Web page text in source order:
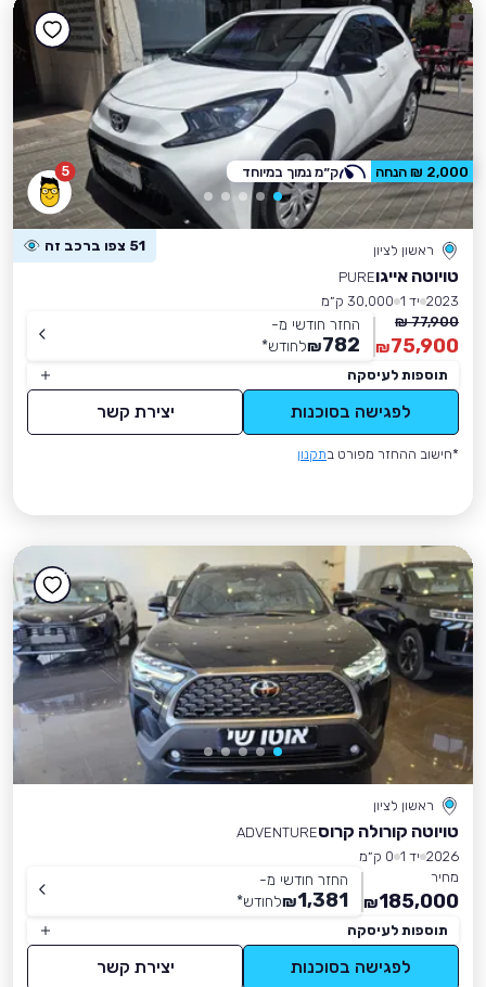
5
ראשון לציון 51 צפו ברכב זה
טויוטה אייגוPURE
2023 יד 1
30,000 ק״מ
77,900 ₪
75,900
₪
החזר חודשי מ-
782
₪לחודש*
תוספות לעיסקה
לפגישה בסוכנות יצירת קשר
*חישוב ההחזר מפורט בתקנון
2,000 ₪ הנחה ק״מ נמוך במיוחד
ראשון לציון
טויוטה קורולה קרוסADVENTURE
2026 יד 1
0 ק״מ
מחיר
185,000
₪
החזר חודשי מ-
1,381
₪לחודש*
תוספות לעיסקה
לפגישה בסוכנות יצירת קשר